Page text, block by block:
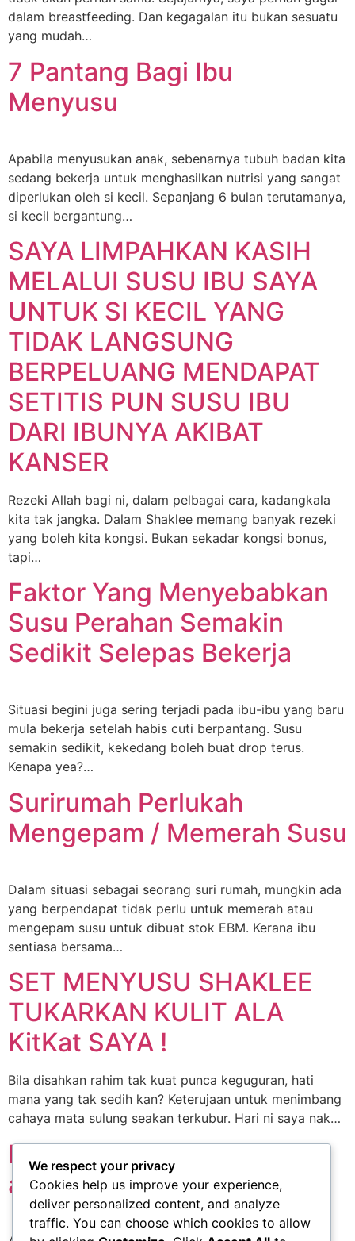
dalam breastfeeding. Dan kegagalan itu bukan sesuatu
yang mudah…
7 Pantang Bagi Ibu
Menyusu
Apabila menyusukan anak, sebenarnya tubuh badan kita
sedang bekerja untuk menghasilkan nutrisi yang sangat
diperlukan oleh si kecil. Sepanjang 6 bulan terutamanya,
si kecil bergantung…
SAYA LIMPAHKAN KASIH
MELALUI SUSU IBU SAYA
UNTUK SI KECIL YANG
TIDAK LANGSUNG
BERPELUANG MENDAPAT
SETITIS PUN SUSU IBU
DARI IBUNYA AKIBAT
KANSER
Rezeki Allah bagi ni, dalam pelbagai cara, kadangkala
kita tak jangka. Dalam Shaklee memang banyak rezeki
yang boleh kita kongsi. Bukan sekadar kongsi bonus,
tapi…
Faktor Yang Menyebabkan
Susu Perahan Semakin
Sedikit Selepas Bekerja
Situasi begini juga sering terjadi pada ibu-ibu yang baru
mula bekerja setelah habis cuti berpantang. Susu
semakin sedikit, kekedang boleh buat drop terus.
Kenapa yea?…
Surirumah Perlukah
Mengepam / Memerah Susu
Dalam situasi sebagai seorang suri rumah, mungkin ada
yang berpendapat tidak perlu untuk memerah atau
mengepam susu untuk dibuat stok EBM. Kerana ibu
sentiasa bersama…
SET MENYUSU SHAKLEE
TUKARKAN KULIT ALA
KitKat SAYA !
Bila disahkan rahim tak kuat punca keguguran, hati
mana yang tak sedih kan? Keterujaan untuk menimbang
cahaya mata sulung seakan terkubur. Hari ni saya nak…
Ibu anak lima tetapi kekal
aktif dan awet muda :)
We respect your privacy
Cookies help us improve your experience,
deliver personalized content, and analyze
traffic. You can choose which cookies to allow